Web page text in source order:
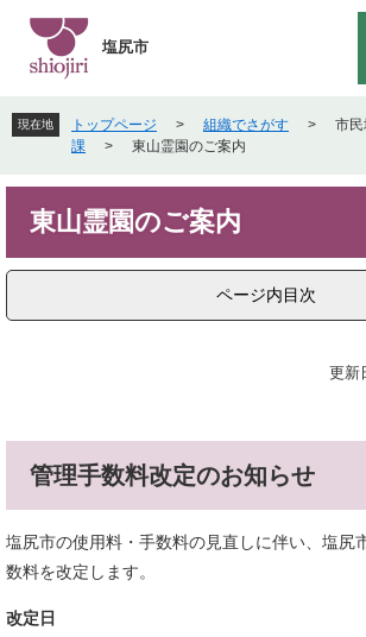
先
頭
す
を
飛
し
文
塩尻市
現在地 トップページ > 組織でさがす > 市
課
> 東山霊園のご案内
東山霊園のご案内
ページ内目次
更新
管理手数料改定のお知らせ
塩尻市の使用料・手数料の見直しに伴い、塩尻
数料を改定します。
改定日